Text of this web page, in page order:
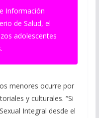
Información
de Salud, el
adolescentes
menores ocurre por
y culturales. “Si
Integral desde el